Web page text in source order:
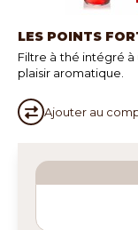
LES POINTS
Filtre à thé intégré
plaisir aromatique.
Ajouter au